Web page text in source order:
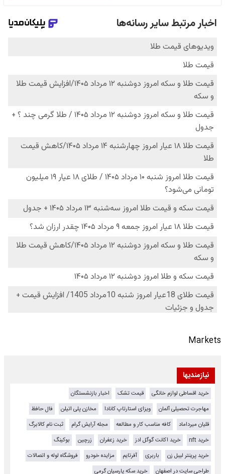
Markets
نیازمندیها
خرید اقساطی لوازم خانگی قیمت تشک
اخبار بازنشستگان
مهاجرت تحصیلی آلمان
ویزای استارتاپ کانادا مخازن پلی اتیلن
فال حافظ
قلیان میرداماد
کافه مناسب کار و مطالعه مجله آرایش گرام
ثبت نام کالابرگ
خرید nft
خرید اکانت گوگل ادز خرید زعفران زرچین
بوکینگ
خرید پرینتر لیبل زن
باربری آفرتایم مزایده خودرو
فروشگاه لوله و اتصالات
طراحی سایت در اصفهان
خرید سکه پارسیان گرمی